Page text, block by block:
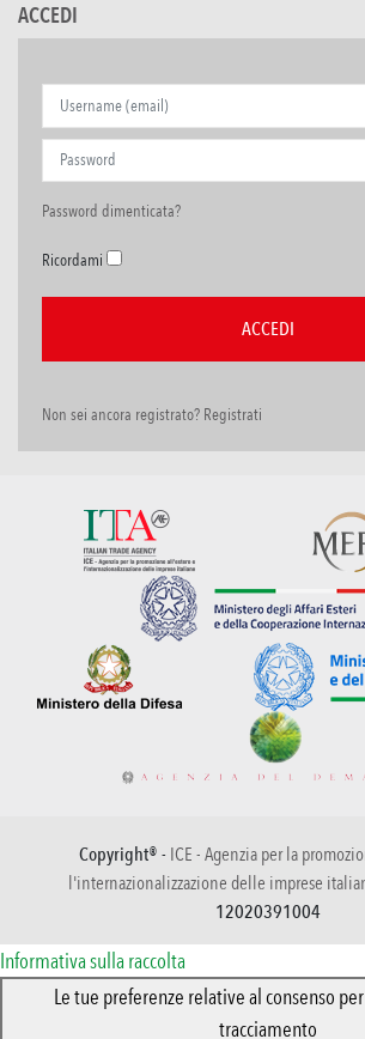
ACCEDI
Password dimenticata?
Ricordami
Non sei ancora registrato? Registrati
Copyright® - ICE - Agenzia per la
l'internazionalizzazione delle imprese
12020391004
Informativa sulla raccolta
Le tue preferenze relative al consenso
tracciamento